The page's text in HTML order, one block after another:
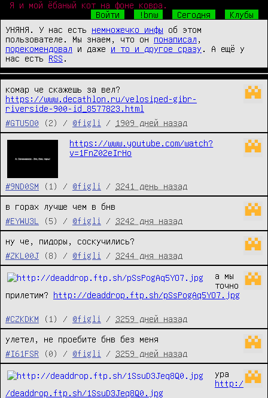
Я и мой ёбаный кот на фоне ковра.
Войти
!bnw Сегодня
Клубы
УНЯНЯ. У нас есть немножечко инфы об этом
пользователе. Мы знаем, что он понаписал
порекомендовал и даже и то и другое сразу . А ещё у
нас есть RSS
https://www.decathlon.ru/velosiped-gibr-
riverside-900-id_8577823.html
#GTU5O0
(2) / @figli / 1909 дней назад
https://www.youtube.com/watch?
v=1FnZ02eIrHo
#9ND0SM (1) / @figli / 3241 день назад
в горах лучше чем в бнв
#EYWU3L
(5) / @figli / 3242 дня назад
ну че, пидоры, соскучились?
#ZKL00J
(8) / @figli / 3244 дня назад
а мы
точно
прилетим? http://deaddrop.ftp.sh/pSsPogAq5YO7.jpg
#CZKDKM (1) / @figli / 3259 дней назад
улетел, не проебите бнв без меня
#I61FSR
(0) / @figli / 3259 дней назад
http:/
/deaddrop.ftp.sh/1SsuD3Jeq8Q0.jpg